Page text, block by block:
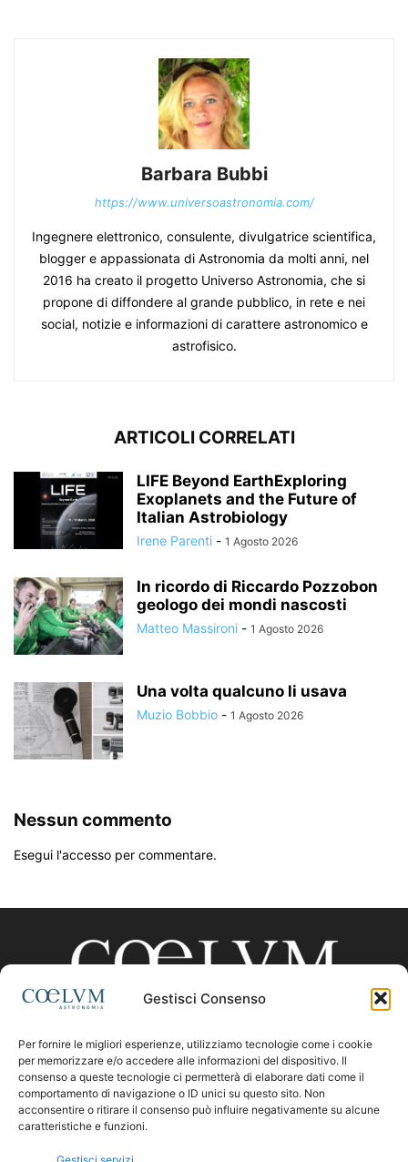
Gestisci Consenso
Per fornire le migliori esperienze, utilizziamo tecnologie come i cookie
per memorizzare e/o accedere alle informazioni del dispositivo. Il
consenso a queste tecnologie ci permetterà di elaborare dati come il
comportamento di navigazione o ID unici su questo sito. Non
acconsentire o ritirare il consenso può influire negativamente su alcune
caratteristiche e funzioni.
Barbara Bubbi
https://www.universoastronomia.com/
Ingegnere elettronico, consulente, divulgatrice scientifica,
blogger e appassionata di Astronomia da molti anni, nel
2016 ha creato il progetto Universo Astronomia, che si
propone di diffondere al grande pubblico, in rete e nei
social, notizie e informazioni di carattere astronomico e
astrofisico.
ARTICOLI CORRELATI
LIFE Beyond EarthExploring
Exoplanets and the Future of
Italian Astrobiology
Irene Parenti - 1 Agosto 2026
In ricordo di Riccardo Pozzobon
geologo dei mondi nascosti
Matteo Massironi - 1 Agosto 2026
Una volta qualcuno li usava
Muzio Bobbio - 1 Agosto 2026
Nessun commento
Esegui l'accesso per commentare.
CHI SIAMO
Contattaci:coelumastro@coelum.com